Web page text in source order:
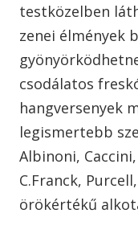
testközelben
zenei élmények
csodálatos
hangversenyek
legismertebb
Albinoni,
C.Franck,
örökértékű